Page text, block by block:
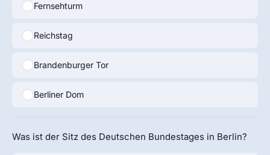
Fernsehturm
Reichstag
Brandenburger Tor
Berliner Dom
Was ist der Sitz des Deutschen Bundestages in Berlin?